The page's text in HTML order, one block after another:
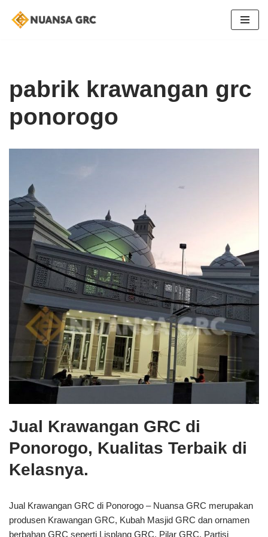
Skip
pabrik krawangan grc
ponorogo
Jual Krawangan GRC di
Ponorogo, Kualitas Terbaik di
Kelasnya.
Jual Krawangan GRC di Ponorogo – Nuansa GRC merupakan
produsen Krawangan GRC, Kubah Masjid GRC dan ornamen
berbahan GRC seperti Lisplang GRC, Pilar GRC, Partisi